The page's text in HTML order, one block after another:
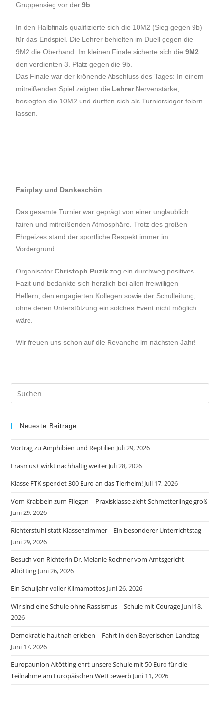
Gruppensieg vor der9b.
In den Halbfinals qualifizierte sich die 10M2 (Sieg gegen 9b)
für das Endspiel. Die Lehrer behielten im Duell gegen die
9M2 die Oberhand. Im kleinen Finale sicherte sich die9M2
den verdienten 3. Platz gegen die 9b.
Das Finale war der krönende Abschluss des Tages: In einem
mitreißenden Spiel zeigten die LehrerNervenstärke,
besiegten die 10M2 und durften sich als Turniersieger feiern
lassen.
Fairplay und Dankeschön
Das gesamte Turnier war geprägt von einer unglaublich
fairen und mitreißenden Atmosphäre. Trotz des großen
Ehrgeizes stand der sportliche Respekt immer im
Vordergrund.
OrganisatorChristoph Puzik zog ein durchweg positives
Fazit und bedankte sich herzlich bei allen freiwilligen
Helfern, den engagierten Kollegen sowie der Schulleitung,
ohne deren Unterstützung ein solches Event nicht möglich
wäre.
Wir freuen uns schon auf die Revanche im nächsten Jahr!
Neueste Beiträge
Vortrag zu Amphibien und Reptilien Juli 29, 2026
Erasmus+ wirkt nachhaltig weiter Juli 28, 2026
Klasse FTK spendet 300 Euro an das Tierheim! Juli 17, 2026
Vom Krabbeln zum Fliegen – Praxisklasse zieht Schmetterlinge groß
Juni 29, 2026
Richterstuhl statt Klassenzimmer – Ein besonderer Unterrichtstag
Juni 29, 2026
Besuch von Richterin Dr. Melanie Rochner vom Amtsgericht
Altötting Juni 26, 2026
Ein Schuljahr voller Klimamottos Juni 26, 2026
Wir sind eine Schule ohne Rassismus – Schule mit Courage Juni 18,
2026
Demokratie hautnah erleben – Fahrt in den Bayerischen Landtag
Juni 17, 2026
Europaunion Altötting ehrt unsere Schule mit 50 Euro für die
Teilnahme am Europäischen Wettbewerb Juni 11, 2026